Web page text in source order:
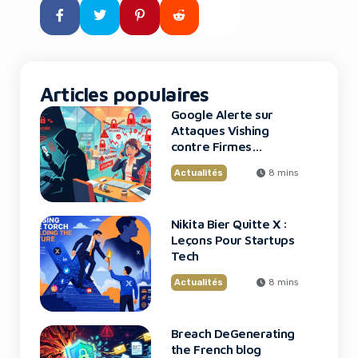
révèle les vulnérabilités
persistantes des écosystèmes
Articles populaires
Google Alerte sur
Attaques Vishing
contre Firmes
Financières
Actualités 8 mins
Nikita Bier Quitte X :
Leçons Pour Startups
Tech
Actualités 8 mins
Breach DeGenerating
the French blog